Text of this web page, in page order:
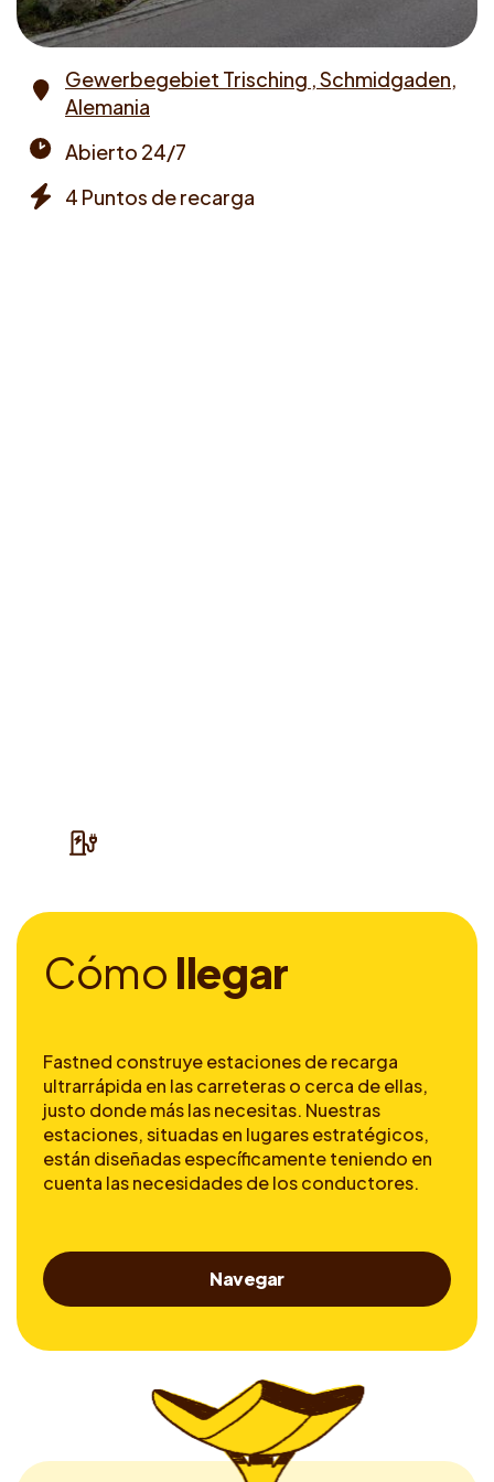
Address
Gewerbegebiet Trisching , Schmidgaden,
Alemania
times
Abierto 24/7
4 Puntos de recarga
Cómo llegar
Fastned construye estaciones de recarga
ultrarrápida en las carreteras o cerca de ellas,
justo donde más las necesitas. Nuestras
estaciones, situadas en lugares estratégicos,
están diseñadas específicamente teniendo en
cuenta las necesidades de los conductores.
Navegar